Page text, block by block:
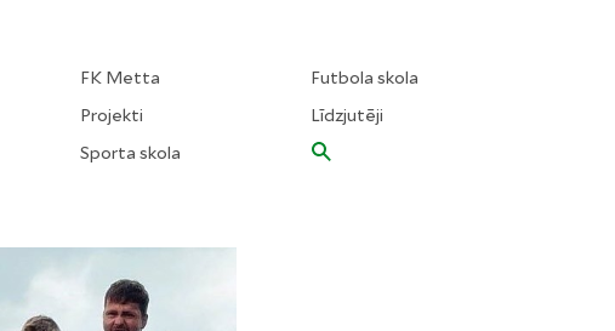
FK Metta
Projekti
Sporta skola
Futbola skola
Līdzjutēji